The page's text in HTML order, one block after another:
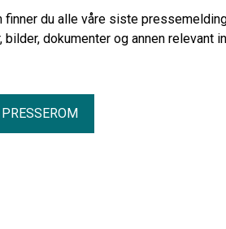
finner du alle våre siste
bilder, dokumenter og annen relevant